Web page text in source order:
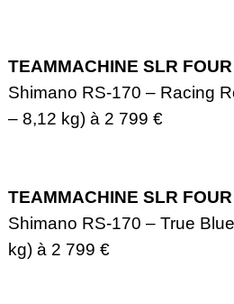
TEAMMACHINE SLR
Shimano RS-170 – Racing
– 8,12 kg) à 2 799 €
TEAMMACHINE SLR
Shimano RS-170 – True
kg) à 2 799 €